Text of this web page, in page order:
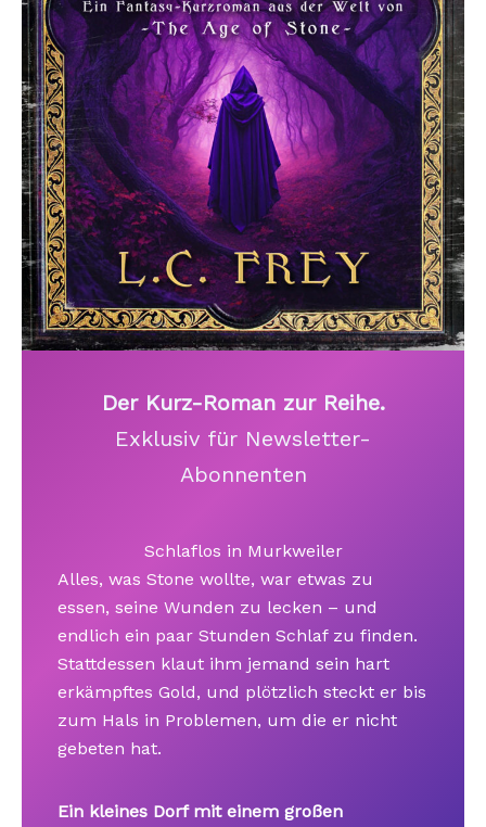
Der Kurz-Roman zur Reihe.
Exklusiv für Newsletter-
Abonnenten
Schlaflos in Murkweiler
Alles, was Stone wollte, war etwas zu
essen, seine Wunden zu lecken – und
endlich ein paar Stunden Schlaf zu finden.
Stattdessen klaut ihm jemand sein hart
erkämpftes Gold, und plötzlich steckt er bis
zum Hals in Problemen, um die er nicht
gebeten hat.
Ein kleines Dorf mit einem großen